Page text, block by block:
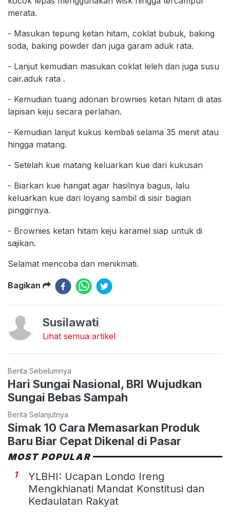
merata.
- Masukan tepung ketan hitam, coklat bubuk, baking
soda, baking powder dan juga garam aduk rata.
- Lanjut kemudian masukan coklat leleh dan juga susu
cair.aduk rata .
- Kemudian tuang adonan brownies ketan hitam di atas
lapisan keju secara perlahan.
- Kemudian lanjut kukus kembali selama 35 menit atau
hingga matang.
- Setelah kue matang keluarkan kue dari kukusan
- Biarkan kue hangat agar hasilnya bagus, lalu
keluarkan kue dari loyang sambil di sisir bagian
pinggirnya.
- Brownies ketan hitam keju karamel siap untuk di
sajikan.
Selamat mencoba dan menikmati.
Bagikan
Susilawati
Lihat semua artikel
Berita Sebelumnya
Hari Sungai Nasional, BRI Wujudkan
Sungai Bebas Sampah
Berita Selanjutnya
Simak 10 Cara Memasarkan Produk
Baru Biar Cepat Dikenal di Pasar
MOST POPULAR
1
YLBHI: Ucapan Londo Ireng
Mengkhianati Mandat Konstitusi dan
Kedaulatan Rakyat